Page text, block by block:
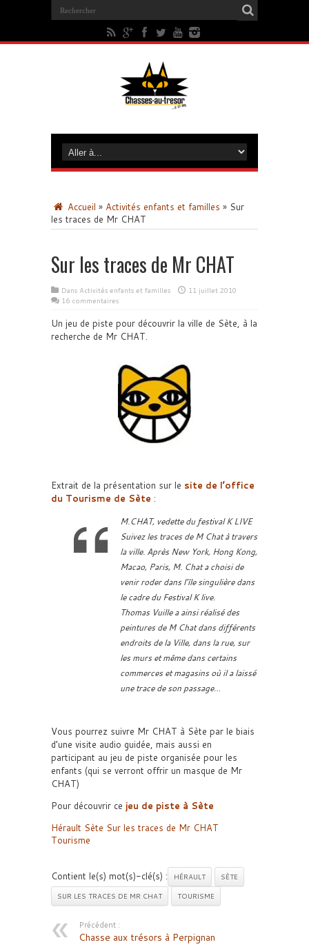
Accueil » Activités enfants et familles » Sur
les traces de Mr CHAT
Sur les traces de Mr CHAT
Dans Activités enfants et familles
11 juillet 2010
16 commentaires
Un jeu de piste pour découvrir la ville de Sète, à la
recherche de Mr CHAT.
Extrait de la présentation sur le site de l’office
du Tourisme de Sète :
M.CHAT, vedette du festival K LIVE
Suivez les traces de M Chat à travers
la ville. Après New York, Hong Kong,
Macao, Paris, M. Chat a choisi de
venir roder dans l’île singulière dans
le cadre du Festival K live.
Thomas Vuille a ainsi réalisé des
peintures de M Chat dans différents
endroits de la Ville, dans la rue, sur
les murs et même dans certains
commerces et magasins où il a laissé
une trace de son passage…
Vous pourrez suivre Mr CHAT à Sète par le biais
d’une visite audio guidée, mais aussi en
participant au jeu de piste organisée pour les
enfants (qui se verront offrir un masque de Mr
CHAT)
Pour découvrir ce jeu de piste à Sète
Hérault Sète Sur les traces de Mr CHAT
Tourisme
Contient le(s) mot(s)-clé(s) : HÉRAULT
SÈTE
SUR LES TRACES DE MR CHAT
TOURISME
Précédent :
Chasse aux trésors à Perpignan